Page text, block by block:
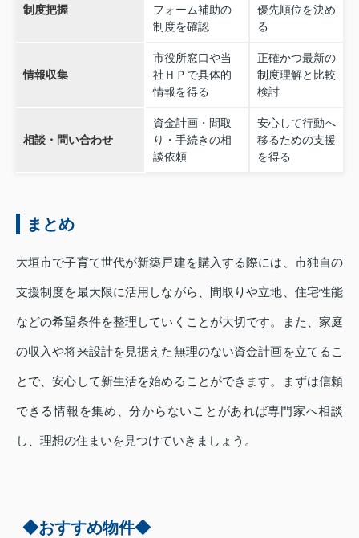
制度把握
フォーム補助の
制度を確認
優先順位を決め
る
情報収集
市役所窓口や当
社ＨＰで具体的
情報を得る
正確かつ最新の
制度理解と比較
検討
相談・問い合わせ
資金計画・間取
り・手続きの相
談依頼
安心して行動へ
移るための支援
を得る
まとめ
大垣市で子育て世代が新築戸建を購入する際には、市独自の
支援制度を最大限に活用しながら、間取りや立地、住宅性能
などの希望条件を整理していくことが大切です。また、家庭
の収入や将来設計を見据えた無理のない資金計画を立てるこ
とで、安心して新生活を始めることができます。まずは信頼
できる情報を集め、分からないことがあれば専門家へ相談
し、理想の住まいを見つけていきましょう。
◆おすすめ物件◆